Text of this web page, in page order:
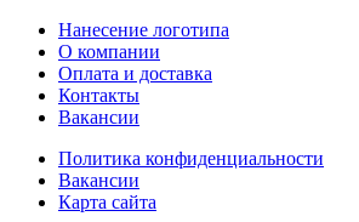
Нанесение логотипа
О компании
Оплата и доставка
Контакты
Вакансии
Политика конфиденциальности
Вакансии
Карта сайта